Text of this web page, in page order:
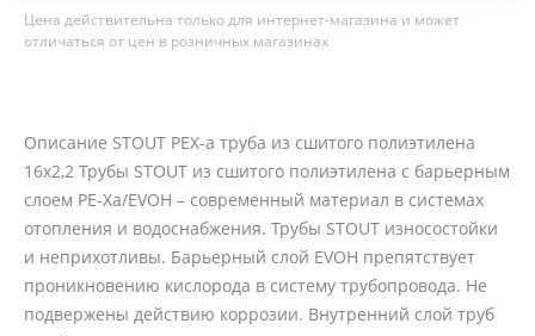
Цена действительна только для интернет-магазина и может
отличаться от цен в розничных магазинах
Описание STOUT PEX-a труба из сшитого полиэтилена
16х2,2 Трубы STOUT из сшитого полиэтилена с барьерным
слоем PE-Xa/EVOH – современный материал в системах
отопления и водоснабжения. Трубы STOUT износостойки
и неприхотливы. Барьерный слой EVOH препятствует
проникновению кислорода в систему трубопровода. Не
подвержены действию коррозии. Внутренний слой труб